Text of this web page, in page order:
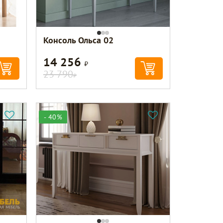
Консоль Ольса 02
14 256 Р
23 790Р
- 40%